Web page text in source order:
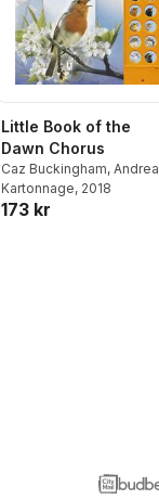
Little Book of the
Dawn Chorus
Caz Buckingham, Andrea
Pinnington
Kartonnage, 2018
173 kr